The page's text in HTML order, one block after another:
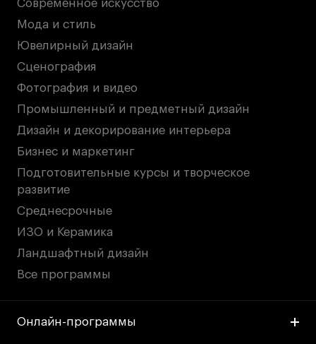
Современное искусство
Мода и стиль
Ювелирный дизайн
Сценография
Фотография и видео
Промышленный и предметный дизайн
Дизайн и декорирование интерьера
Бизнес и маркетинг
Подготовительные курсы и творческое
развитие
Среднесрочные
ИЗО и Керамика
Ландшафтный дизайн
Все программы
Онлайн-программы